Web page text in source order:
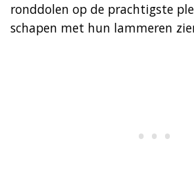
ronddolen op de prachtigste
schapen met hun lammeren